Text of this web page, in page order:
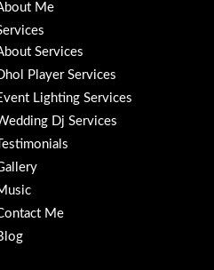
Me
Services
Player Services
Lighting Services
Dj Services
Testimonials
Me